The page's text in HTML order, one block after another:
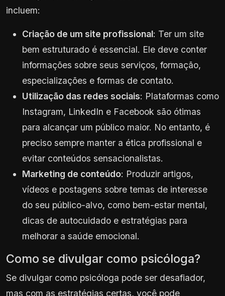
incluem:
Criação de um site profissional: Ter um site
bem estruturado é essencial. Ele deve conter
informações sobre seus serviços, formação,
especializações e formas de contato.
Utilização das redes sociais: Plataformas como
Instagram, LinkedIn e Facebook são ótimas
para alcançar um público maior. No entanto, é
preciso sempre manter a ética profissional e
evitar conteúdos sensacionalistas.
Marketing de conteúdo: Produzir artigos,
vídeos e postagens sobre temas de interesse
do seu público-alvo, como bem-estar mental,
dicas de autocuidado e estratégias para
melhorar a saúde emocional.
Como se divulgar como psicóloga?
Se divulgar como psicóloga pode ser desafiador,
mas com as estratégias certas, você pode